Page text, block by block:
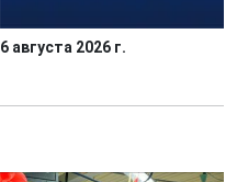
6 августа 2026 г.